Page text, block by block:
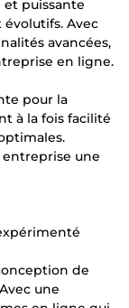
puissante
Avec
avancées,
en ligne.
pour la
à la fois facilité
entreprise une
de
une